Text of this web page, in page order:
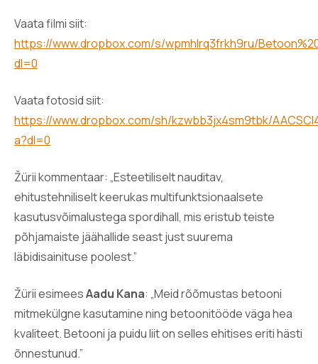
Vaata filmi siit:
https://www.dropbox.com/s/wpmhlrq3frkh9ru/
dl=0
Vaata fotosid siit:
https://www.dropbox.com/sh/kzwbb3jx4sm9tbk/
a?dl=0
Žürii kommentaar: „Esteetiliselt nauditav,
ehitustehniliselt keerukas multifunktsionaalsete
kasutusvõimalustega spordihall, mis eristub teiste
põhjamaiste jäähallide seast just suurema
läbidisainituse poolest.”
Žürii esimeesAadu Kana: „Meid rõõmustas betooni
mitmekülgne kasutamine ning betoonitööde väga hea
kvaliteet. Betooni ja puidu liit on selles ehitises eriti hästi
õnnestunud.”